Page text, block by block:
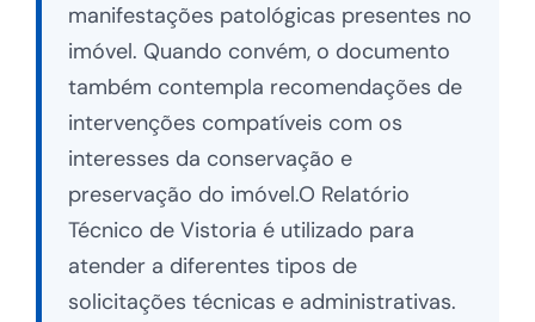
manifestações patológicas presentes no
imóvel. Quando convém, o documento
também contempla recomendações de
intervenções compatíveis com os
interesses da conservação e
preservação do imóvel.O Relatório
Técnico de Vistoria é utilizado para
atender a diferentes tipos de
solicitações técnicas e administrativas.